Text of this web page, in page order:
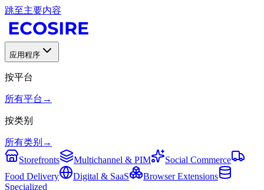
跳至主要内容
应用程序
按平台
所有平台 →
按类别
所有类别 →
Storefronts
Multichannel & PIM
Social Commerce
Food Delivery
Digital & SaaS
Browser Extensions
Specialized